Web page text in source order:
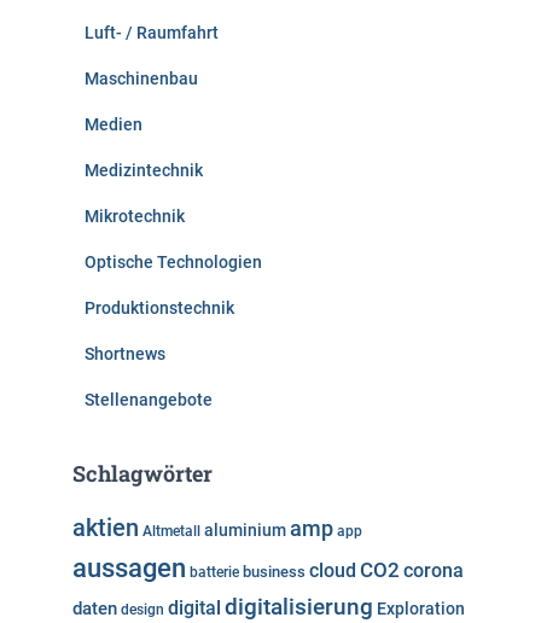
Luft- / Raumfahrt
Maschinenbau
Medien
Medizintechnik
Mikrotechnik
Optische Technologien
Produktionstechnik
Shortnews
Stellenangebote
Schlagwörter
aktien Altmetall aluminiumamp app
aussagen batterie business cloud CO2 corona
daten design digital digitalisierung Exploration